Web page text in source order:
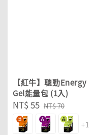
【紅牛】聰勁Energy
Gel能量包 (1入)
Sale
price
NT$ 55 Regular
price
NT$ 70
+1